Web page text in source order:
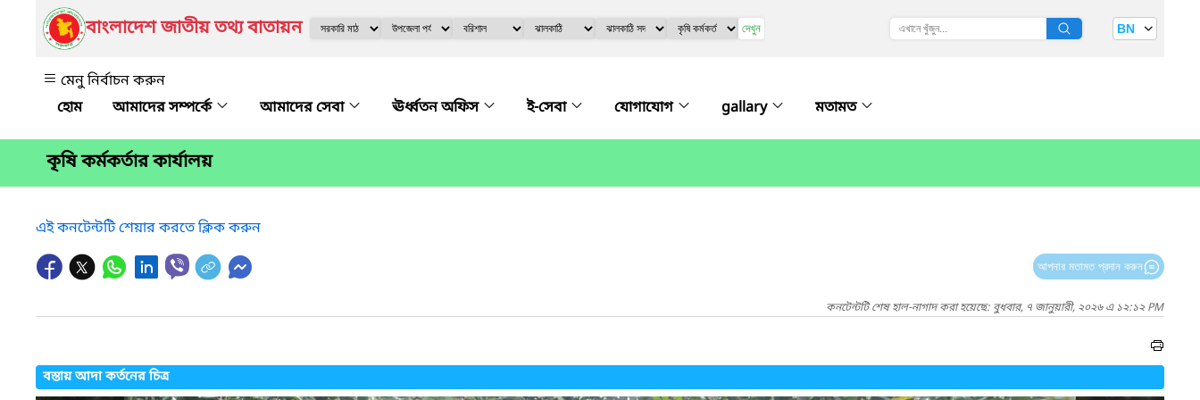
বাংলাদেশ জাতীয় তথ্য বাতায়ন দেখুন BN
মেনু নির্বাচন করুন
আমাদের সম্পর্কে
আমাদের সেবা ঊর্ধ্বতন অফিস ই-সেবা যোগাযোগ gallary মতামত
কৃষি কর্মকর্তার কার্যালয়
এই কনটেন্টটি শেয়ার করতে ক্লিক করুন
আপনার মতামত প্রদান করুন
কনটেন্টটি শেষ হাল-নাগাদ করা হয়েছে: বুধবার, ৭ জানুয়ারী, ২০২৬ এ ১২:১২ PM
বস্তায় আদা কর্তনের চিত্র